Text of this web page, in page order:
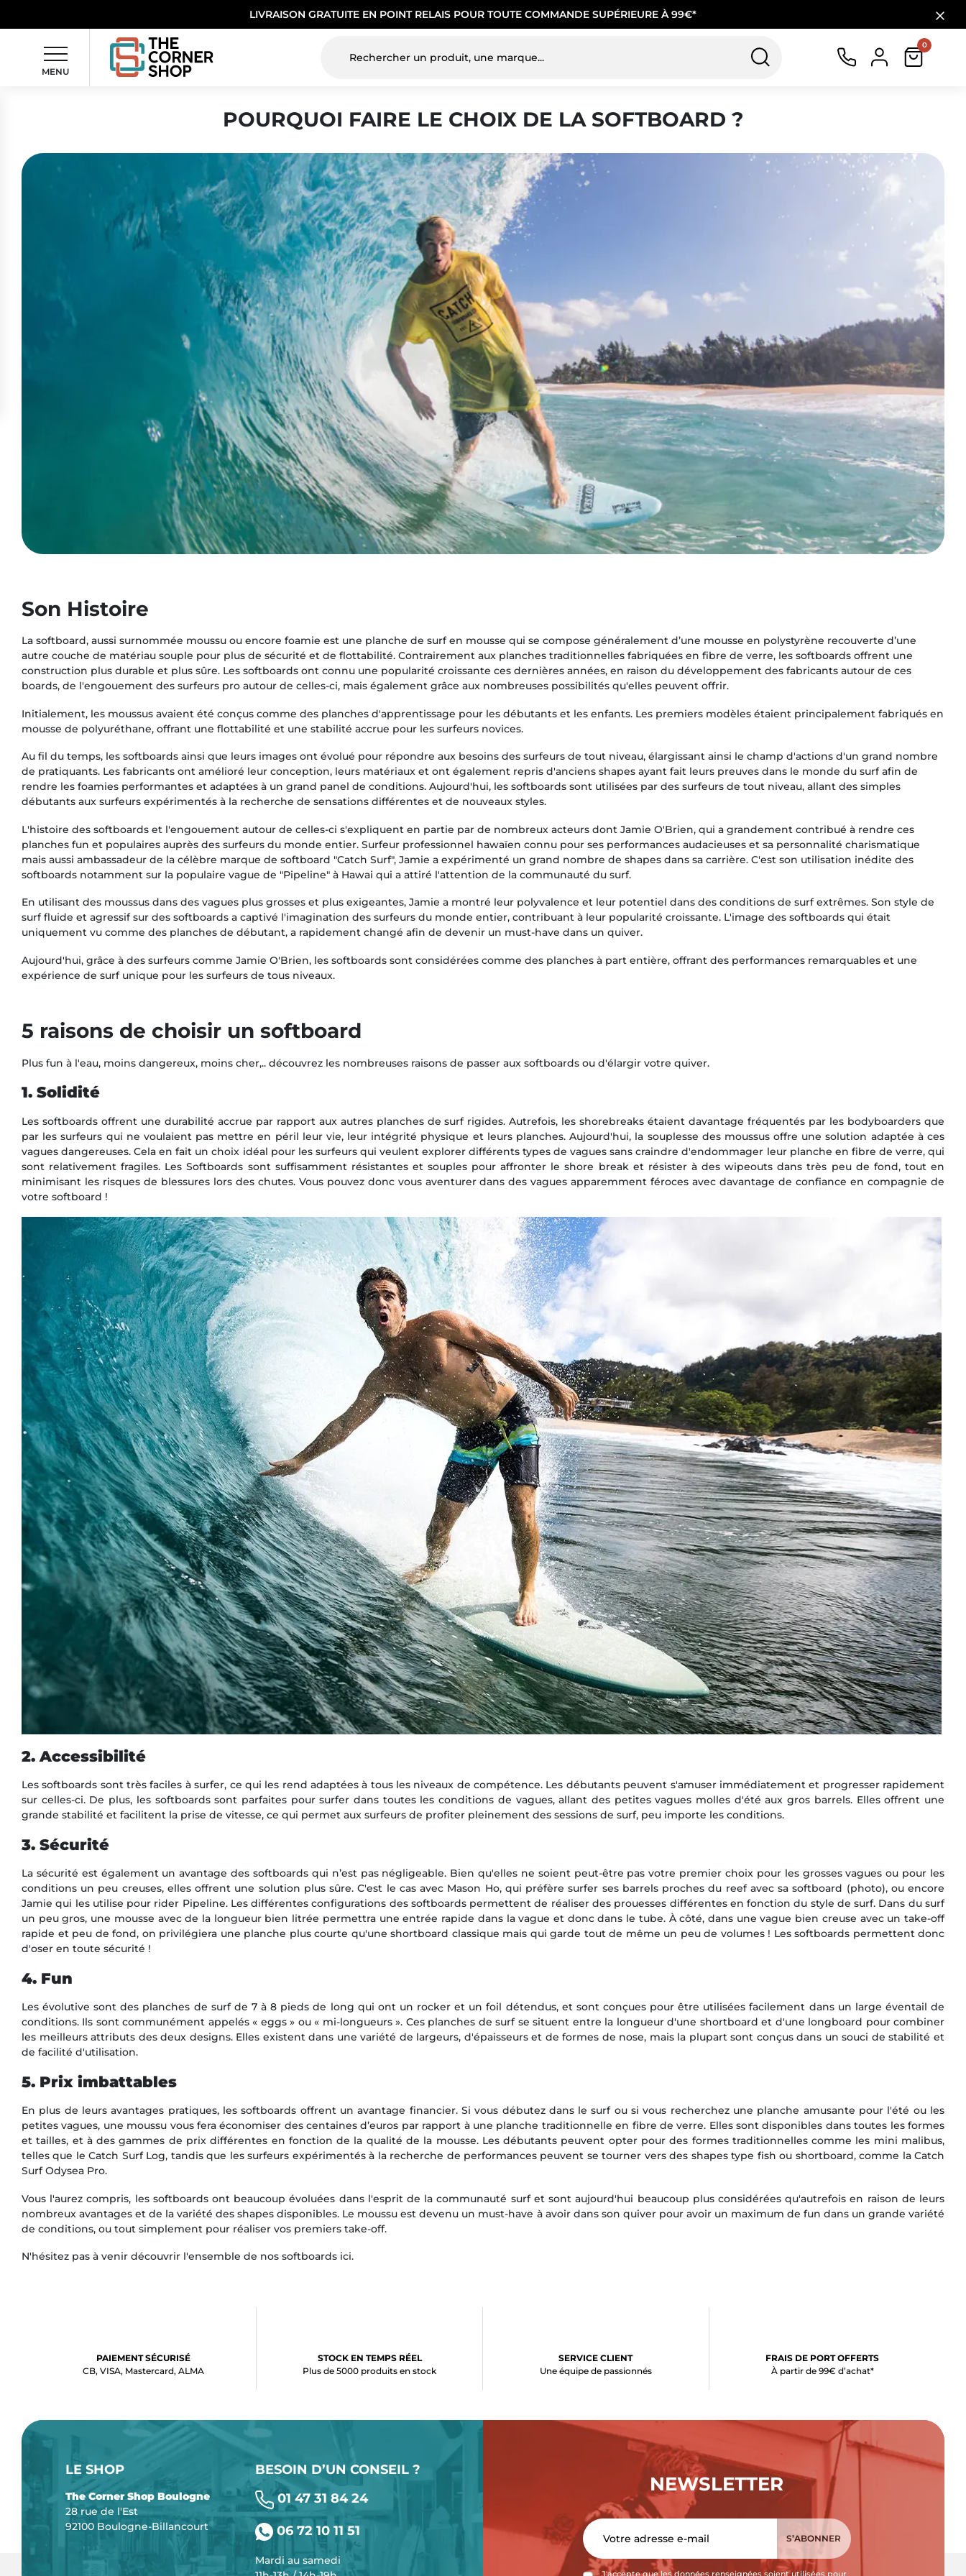
LIVRAISON GRATUITE EN POINT RELAIS POUR TOUTE COMMANDE SUPÉRIEURE À 99€*
MENU
0
POURQUOI FAIRE LE CHOIX DE LA SOFTBOARD ?
Son Histoire
La softboard, aussi surnommée moussu ou encore foamie est une planche de surf en mousse qui se compose généralement d’une mousse en polystyrène recouverte d’une
autre couche de matériau souple pour plus de sécurité et de flottabilité. Contrairement aux planches traditionnelles fabriquées en fibre de verre, les softboards offrent une
construction plus durable et plus sûre. Les softboards ont connu une popularité croissante ces dernières années, en raison du développement des fabricants autour de ces
boards, de l'engouement des surfeurs pro autour de celles-ci, mais également grâce aux nombreuses possibilités qu'elles peuvent offrir.
Initialement, les moussus avaient été conçus comme des planches d'apprentissage pour les débutants et les enfants. Les premiers modèles étaient principalement fabriqués en
mousse de polyuréthane, offrant une flottabilité et une stabilité accrue pour les surfeurs novices.
Au fil du temps, les softboards ainsi que leurs images ont évolué pour répondre aux besoins des surfeurs de tout niveau, élargissant ainsi le champ d'actions d'un grand nombre
de pratiquants. Les fabricants ont amélioré leur conception, leurs matériaux et ont également repris d'anciens shapes ayant fait leurs preuves dans le monde du surf afin de
rendre les foamies performantes et adaptées à un grand panel de conditions. Aujourd'hui, les softboards sont utilisées par des surfeurs de tout niveau, allant des simples
débutants aux surfeurs expérimentés à la recherche de sensations différentes et de nouveaux styles.
L'histoire des softboards et l'engouement autour de celles-ci s'expliquent en partie par de nombreux acteurs dont Jamie O'Brien, qui a grandement contribué à rendre ces
planches fun et populaires auprès des surfeurs du monde entier. Surfeur professionnel hawaïen connu pour ses performances audacieuses et sa personnalité charismatique
mais aussi ambassadeur de la célèbre marque de softboard "Catch Surf", Jamie a expérimenté un grand nombre de shapes dans sa carrière. C'est son utilisation inédite des
softboards notamment sur la populaire vague de "Pipeline" à Hawai qui a attiré l'attention de la communauté du surf.
En utilisant des moussus dans des vagues plus grosses et plus exigeantes, Jamie a montré leur polyvalence et leur potentiel dans des conditions de surf extrêmes. Son style de
surf fluide et agressif sur des softboards a captivé l'imagination des surfeurs du monde entier, contribuant à leur popularité croissante. L'image des softboards qui était
uniquement vu comme des planches de débutant, a rapidement changé afin de devenir un must-have dans un quiver.
Aujourd'hui, grâce à des surfeurs comme Jamie O'Brien, les softboards sont considérées comme des planches à part entière, offrant des performances remarquables et une
expérience de surf unique pour les surfeurs de tous niveaux.
5 raisons de choisir un softboard
Plus fun à l'eau, moins dangereux, moins cher,.. découvrez les nombreuses raisons de passer aux softboards ou d'élargir votre quiver.
1. Solidité
Les softboards offrent une durabilité accrue par rapport aux autres planches de surf rigides. Autrefois, les shorebreaks étaient davantage fréquentés par les bodyboarders que
par les surfeurs qui ne voulaient pas mettre en péril leur vie, leur intégrité physique et leurs planches. Aujourd'hui, la souplesse des moussus offre une solution adaptée à ces
vagues dangereuses. Cela en fait un choix idéal pour les surfeurs qui veulent explorer différents types de vagues sans craindre d'endommager leur planche en fibre de verre, qui
sont relativement fragiles. Les Softboards sont suffisamment résistantes et souples pour affronter le shore break et résister à des wipeouts dans très peu de fond, tout en
minimisant les risques de blessures lors des chutes. Vous pouvez donc vous aventurer dans des vagues apparemment féroces avec davantage de confiance en compagnie de
votre softboard !
2. Accessibilité
Les softboards sont très faciles à surfer, ce qui les rend adaptées à tous les niveaux de compétence. Les débutants peuvent s'amuser immédiatement et progresser rapidement
sur celles-ci. De plus, les softboards sont parfaites pour surfer dans toutes les conditions de vagues, allant des petites vagues molles d'été aux gros barrels. Elles offrent une
grande stabilité et facilitent la prise de vitesse, ce qui permet aux surfeurs de profiter pleinement des sessions de surf, peu importe les conditions.
3. Sécurité
La sécurité est également un avantage des softboards qui n’est pas négligeable. Bien qu'elles ne soient peut-être pas votre premier choix pour les grosses vagues ou pour les
conditions un peu creuses, elles offrent une solution plus sûre. C'est le cas avec Mason Ho, qui préfère surfer ses barrels proches du reef avec sa softboard (photo), ou encore
Jamie qui les utilise pour rider Pipeline. Les différentes configurations des softboards permettent de réaliser des prouesses différentes en fonction du style de surf. Dans du surf
un peu gros, une mousse avec de la longueur bien litrée permettra une entrée rapide dans la vague et donc dans le tube. À côté, dans une vague bien creuse avec un take-off
rapide et peu de fond, on privilégiera une planche plus courte qu'une shortboard classique mais qui garde tout de même un peu de volumes ! Les softboards permettent donc
d'oser en toute sécurité !
4. Fun
Les évolutive sont des planches de surf de 7 à 8 pieds de long qui ont un rocker et un foil détendus, et sont conçues pour être utilisées facilement dans un large éventail de
conditions. Ils sont communément appelés « eggs » ou « mi-longueurs ». Ces planches de surf se situent entre la longueur d'une shortboard et d'une longboard pour combiner
les meilleurs attributs des deux designs. Elles existent dans une variété de largeurs, d'épaisseurs et de formes de nose, mais la plupart sont conçus dans un souci de stabilité et
de facilité d'utilisation.
5. Prix imbattables
En plus de leurs avantages pratiques, les softboards offrent un avantage financier. Si vous débutez dans le surf ou si vous recherchez une planche amusante pour l'été ou les
petites vagues, une moussu vous fera économiser des centaines d’euros par rapport à une planche traditionnelle en fibre de verre. Elles sont disponibles dans toutes les formes
et tailles, et à des gammes de prix différentes en fonction de la qualité de la mousse. Les débutants peuvent opter pour des formes traditionnelles comme les mini malibus,
telles que le Catch Surf Log, tandis que les surfeurs expérimentés à la recherche de performances peuvent se tourner vers des shapes type fish ou shortboard, comme la Catch
Surf Odysea Pro.
Vous l'aurez compris, les softboards ont beaucoup évoluées dans l'esprit de la communauté surf et sont aujourd'hui beaucoup plus considérées qu'autrefois en raison de leurs
nombreux avantages et de la variété des shapes disponibles. Le moussu est devenu un must-have à avoir dans son quiver pour avoir un maximum de fun dans un grande variété
de conditions, ou tout simplement pour réaliser vos premiers take-off.
N'hésitez pas à venir découvrir l'ensemble de nos softboards ici.
PAIEMENT SÉCURISÉ
CB, VISA, Mastercard, ALMA
STOCK EN TEMPS RÉEL
Plus de 5000 produits en stock
SERVICE CLIENT
Une équipe de passionnés
FRAIS DE PORT OFFERTS
À partir de 99€ d’achat*
LE SHOP
The Corner Shop Boulogne
28 rue de l'Est
92100 Boulogne-Billancourt
BESOIN D’UN CONSEIL ?
01 47 31 84 24
06 72 10 11 51
Mardi au samedi
NEWSLETTER